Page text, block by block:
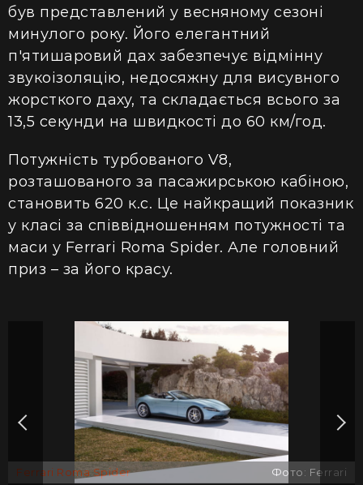
був представлений у весняному сезоні
минулого року. Його елегантний
п'ятишаровий дах забезпечує відмінну
звукоізоляцію, недосяжну для висувного
жорсткого даху, та складається всього за
13,5 секунди на швидкості до 60 км/год.
Потужність турбованого V8,
розташованого за пасажирською кабіною,
становить 620 к.с. Це найкращий показник
у класі за співвідношенням потужності та
маси у Ferrari Roma Spider. Але головний
приз – за його красу.
Ferrari Roma Spider Фото: Ferrari